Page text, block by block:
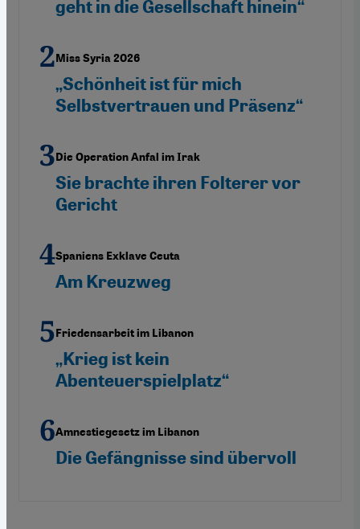
geht in die Gesellschaft hinein“
Miss Syria 2026
„Schönheit ist für mich
Selbstvertrauen und Präsenz“
Die Operation Anfal im Irak
Sie brachte ihren Folterer vor
Gericht
Spaniens Exklave Ceuta
Am Kreuzweg
Friedensarbeit im Libanon
„Krieg ist kein
Abenteuerspielplatz“
Amnestiegesetz im Libanon
Die Gefängnisse sind übervoll